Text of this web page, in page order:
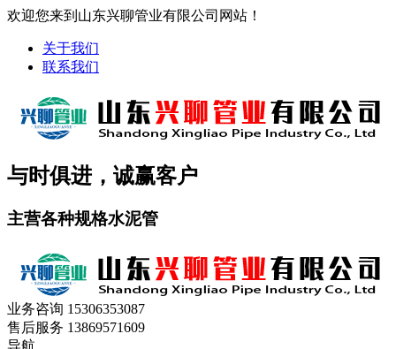
欢迎您来到山东兴聊管业有限公司网站！
关于我们
联系我们
与时俱进，诚赢客户
主营各种规格水泥管
业务咨询 15306353087
售后服务 13869571609
导航